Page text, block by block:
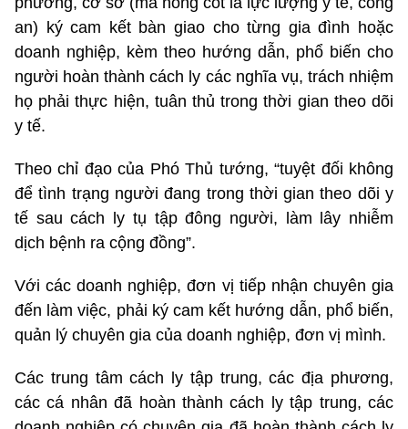
an) ký cam kết bàn giao cho từng gia đình hoặc
doanh nghiệp, kèm theo hướng dẫn, phổ biến cho
người hoàn thành cách ly các nghĩa vụ, trách nhiệm
họ phải thực hiện, tuân thủ trong thời gian theo dõi
y tế.
Theo chỉ đạo của Phó Thủ tướng, “tuyệt đối không
để tình trạng người đang trong thời gian theo dõi y
tế sau cách ly tụ tập đông người, làm lây nhiễm
dịch bệnh ra cộng đồng”.
Với các doanh nghiệp, đơn vị tiếp nhận chuyên gia
đến làm việc, phải ký cam kết hướng dẫn, phổ biến,
quản lý chuyên gia của doanh nghiệp, đơn vị mình.
Các trung tâm cách ly tập trung, các địa phương,
các cá nhân đã hoàn thành cách ly tập trung, các